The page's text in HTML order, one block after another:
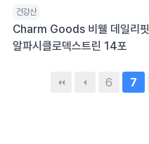
건강산
Charm Goods 비웰 데일리핏
알파시클로덱스트린 14포
6 7